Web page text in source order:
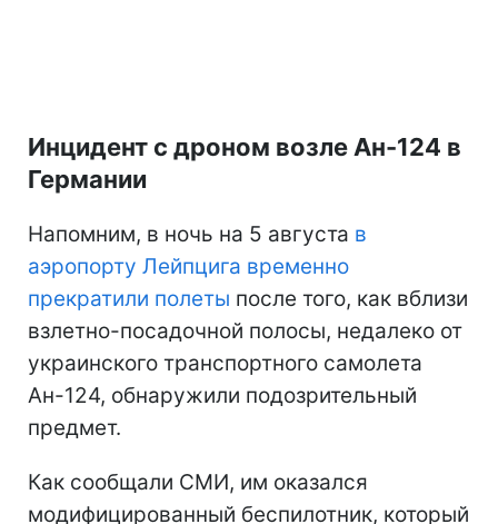
Инцидент с дроном возле Ан-124 в
Германии
Напомним, в ночь на 5 августа в
аэропорту Лейпцига временно
прекратили полеты после того, как вблизи
взлетно-посадочной полосы, недалеко от
украинского транспортного самолета
Ан-124, обнаружили подозрительный
предмет.
Как сообщали СМИ, им оказался
модифицированный беспилотник, который